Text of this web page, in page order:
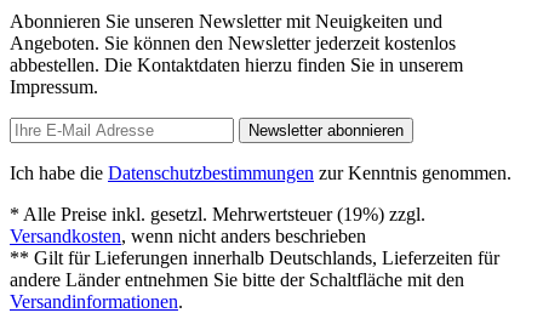
Abonnieren Sie unseren Newsletter mit Neuigkeiten und
Angeboten. Sie können den Newsletter jederzeit kostenlos
abbestellen. Die Kontaktdaten hierzu finden Sie in unserem
Impressum.
Newsletter abonnieren
Ich habe die Datenschutzbestimmungen zur Kenntnis genommen.
* Alle Preise inkl. gesetzl. Mehrwertsteuer (19%) zzgl.
Versandkosten, wenn nicht anders beschrieben
** Gilt für Lieferungen innerhalb Deutschlands, Lieferzeiten für
andere Länder entnehmen Sie bitte der Schaltfläche mit den
Versandinformationen.